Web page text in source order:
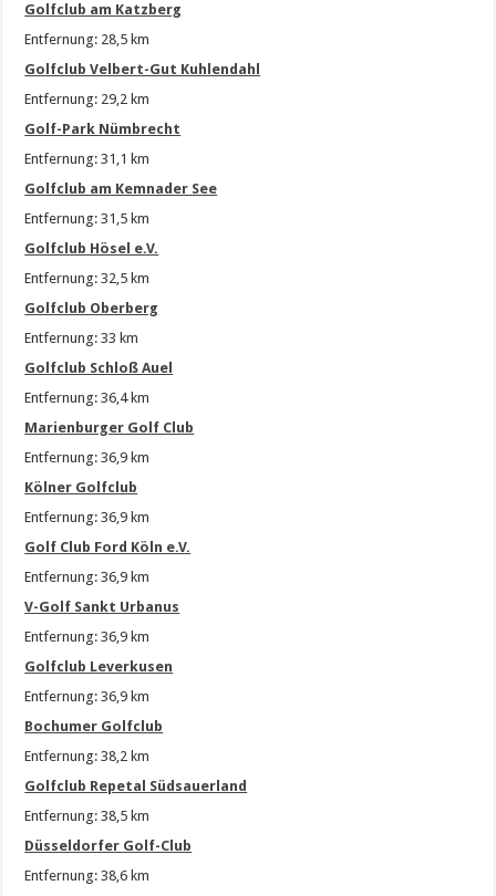
Golfclub am Katzberg
Entfernung: 28,5 km
Golfclub Velbert-Gut Kuhlendahl
Entfernung: 29,2 km
Golf-Park Nümbrecht
Entfernung: 31,1 km
Golfclub am Kemnader See
Entfernung: 31,5 km
Golfclub Hösel e.V.
Entfernung: 32,5 km
Golfclub Oberberg
Entfernung: 33 km
Golfclub Schloß Auel
Entfernung: 36,4 km
Marienburger Golf Club
Entfernung: 36,9 km
Kölner Golfclub
Entfernung: 36,9 km
Golf Club Ford Köln e.V.
Entfernung: 36,9 km
V-Golf Sankt Urbanus
Entfernung: 36,9 km
Golfclub Leverkusen
Entfernung: 36,9 km
Bochumer Golfclub
Entfernung: 38,2 km
Golfclub Repetal Südsauerland
Entfernung: 38,5 km
Düsseldorfer Golf-Club
Entfernung: 38,6 km